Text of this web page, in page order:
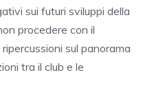
sui futuri sviluppi della
procedere con il
sul panorama
tra il club e le